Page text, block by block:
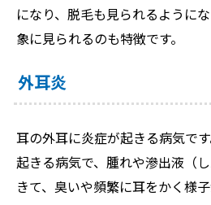
になり、脱毛も見られるように
象に見られるのも特徴です。
外耳炎
耳の外耳に炎症が起きる病気で
起きる病気で、腫れや滲出液（
きて、臭いや頻繁に耳をかく様